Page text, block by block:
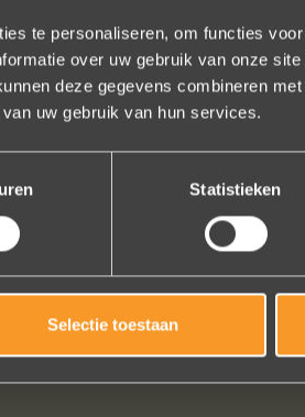
te personaliseren, om functies
over uw gebruik van onze
deze gegevens combineren
uw gebruik van hun services.
Statistieken
Selectie toestaan
Bekijk al onze reviews